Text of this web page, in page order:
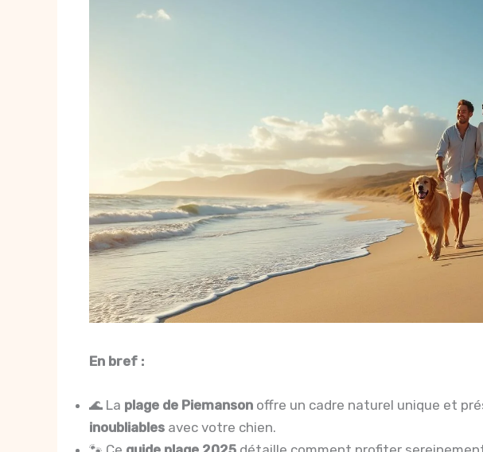
En bref :
🌊 La plage de Piemanson offre un cadre naturel unique et
inoubliables avec votre chien.